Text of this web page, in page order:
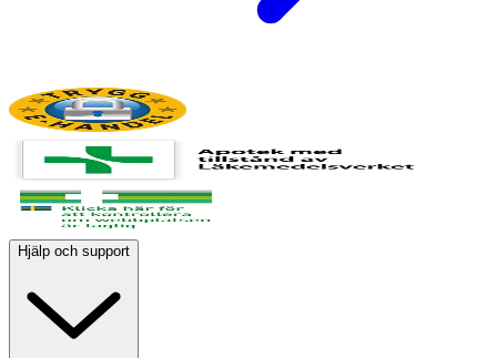
Hjälp och support